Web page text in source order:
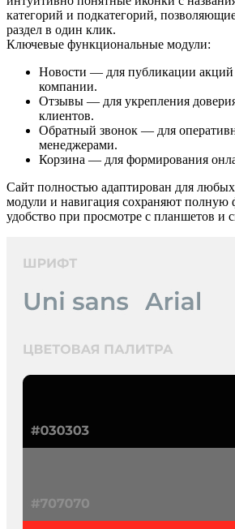
категорий и подкатегорий,
раздел в один клик.
Ключевые функциональные модули:
Новости — для публикации акций
компании.
Отзывы — для укрепления
клиентов.
Обратный звонок — для
менеджерами.
Корзина — для формирования
Сайт полностью адаптирован для любых
модули и навигация сохраняют полную
удобство при просмотре с планшетов и